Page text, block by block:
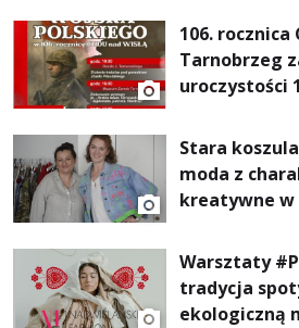
106. rocznica
Tarnobrzeg
uroczystości
Stara
moda z
kreatywne w
Warsztaty
tradycja
ekologiczną